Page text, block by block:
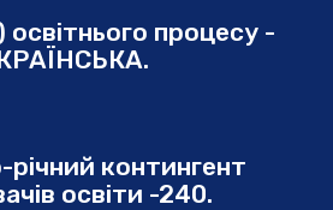
процесу -
контингент
освіти -240.